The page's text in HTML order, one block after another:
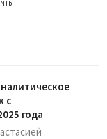
с
года